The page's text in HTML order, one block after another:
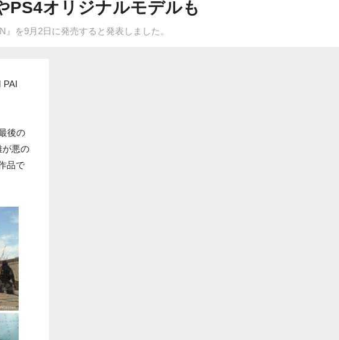
PS4オリジナルモデルも
を9月2日に発売すると発表しました。
PAI
後の
が悪の
品で